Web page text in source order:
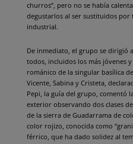
churros”, pero no se había
degustarlos al ser sustituidos
industrial.
De inmediato, el grupo se dirigió
todos, incluidos los más jóvenes
románico de la singular basílica
Vicente, Sabina y Cristeta,
Pepi, la guía del grupo, comentó
exterior observando dos clases
de la sierra de Guadarrama de
color rojizo, conocida como
férrico, que ha dado solidez al